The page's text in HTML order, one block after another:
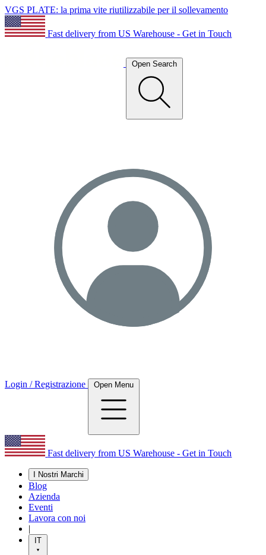
VGS PLATE: la prima vite riutilizzabile per il sollevamento
Fast delivery from US Warehouse - Get in Touch
Open Search
Login / Registrazione Open Menu
Fast delivery from US Warehouse - Get in Touch
I Nostri Marchi
Blog
Azienda
Eventi
Lavora con noi
|
IT